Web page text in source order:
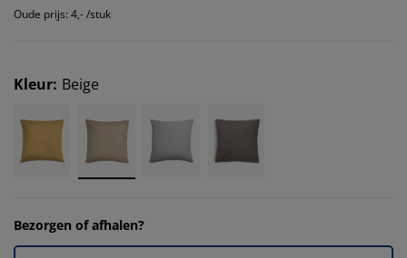
Oude prijs: 4,- /stuk
Kleur: Beige
Bezorgen of afhalen?